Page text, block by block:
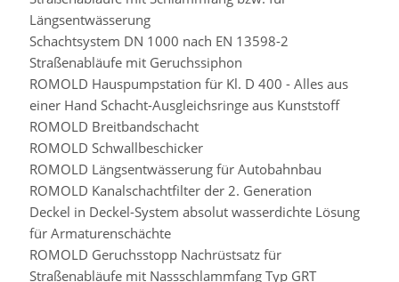
Längsentwässerung
Schachtsystem DN 1000 nach EN 13598-2
Straßenabläufe mit Geruchssiphon
ROMOLD Hauspumpstation für Kl. D 400 - Alles aus
einer Hand Schacht-Ausgleichsringe aus Kunststoff
ROMOLD Breitbandschacht
ROMOLD Schwallbeschicker
ROMOLD Längsentwässerung für Autobahnbau
ROMOLD Kanalschachtfilter der 2. Generation
Deckel in Deckel-System absolut wasserdichte Lösung
für Armaturenschächte
ROMOLD Geruchsstopp Nachrüstsatz für
Straßenabläufe mit Nassschlammfang Typ GRT